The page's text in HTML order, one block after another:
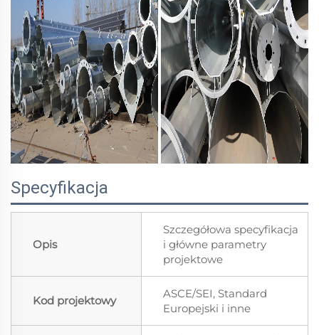
Specyfikacja
Opis
Szczegółowa specyfikacja
i główne parametry
projektowe
Kod projektowy
ASCE/SEI, Standard
Europejski i inne